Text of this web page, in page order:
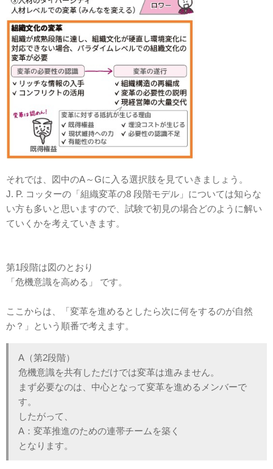
それでは、図中のA～Gに入る選択肢を見ていきましょう。
J. P. コッターの「組織変革の8 段階モデル」については知らな
い方も多いと思いますので、試験で初見の場合どのように解い
ていくかを考えていきます。
第1段階は図のとおり
「危機意識を高める」
です。
ここからは、「変革を進めるとしたら次に何をするのが自然
か？」という順番で考えます。
A（第2段階）
危機意識を共有しただけでは変革は進みません。
まず必要なのは、中心となって変革を進めるメンバーで
す。
したがって、
A：変革推進のための連帯チームを築く
となります。